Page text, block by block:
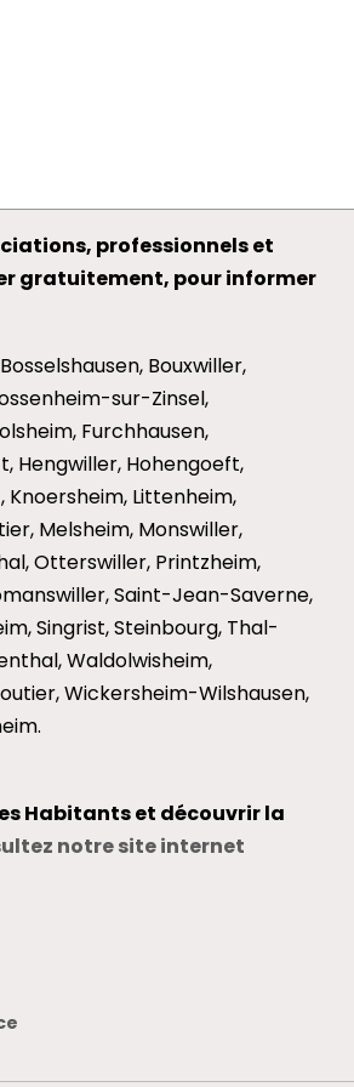
professionnels et
gratuitement, pour informer
Bouxwiller,
sur-Zinsel,
Furchhausen,
Hengwiller, Hohengoeft,
Littenheim,
Melsheim, Monswiller,
Otterswiller, Printzheim,
Saint-Jean-Saverne,
Singrist, Steinbourg, Thal-
Waldolwisheim,
Wickersheim-Wilshausen,
Habitants et découvrir la
notre site internet